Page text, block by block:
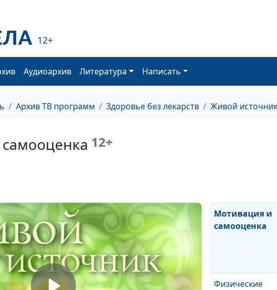
12+
Аудиоархив Литература Написать
Архив ТВ программ Здоровье без лекарств Живой источник
12+
Три ключа
Привычка и
зависимость
Мотивация и
самооценка
Физические